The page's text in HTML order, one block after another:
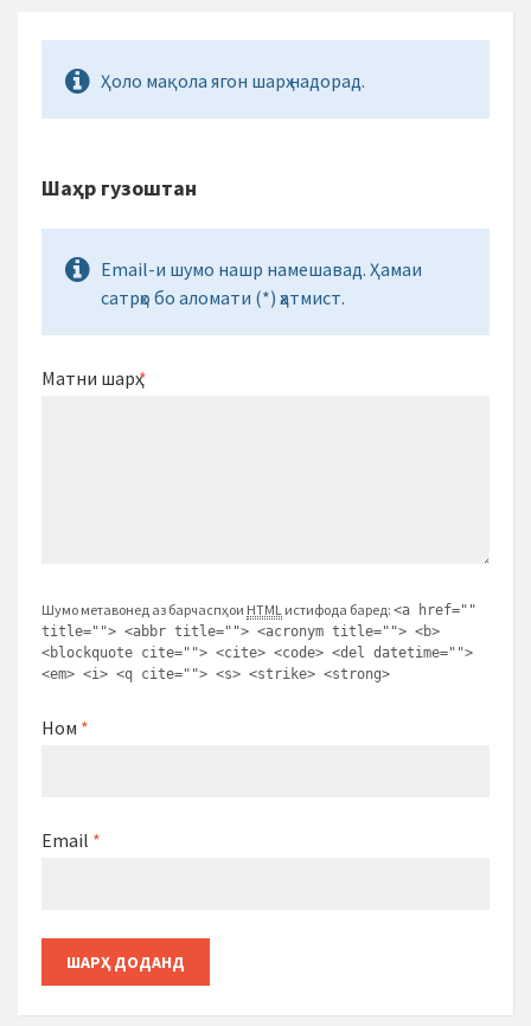
Ҳоло мақола ягон шарҳ надорад.
Шаҳр гузоштан
Email-и шумо нашр намешавад. Ҳамаи
сатрҳо бо аломати (*) ҳатмист.
Матни шарҳ*
Шумо метавонед аз барчаспҳои HTML истифода баред: <a href=""
title=""> <abbr title=""> <acronym title=""> <b>
<blockquote cite=""> <cite> <code> <del datetime="">
<em> <i> <q cite=""> <s> <strike> <strong>
Ном *
Email *